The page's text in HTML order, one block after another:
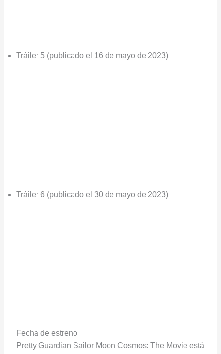
Tráiler 5 (publicado el 16 de mayo de 2023)
Tráiler 6 (publicado el 30 de mayo de 2023)
Fecha de estreno
Pretty Guardian Sailor Moon Cosmos: The Movie está